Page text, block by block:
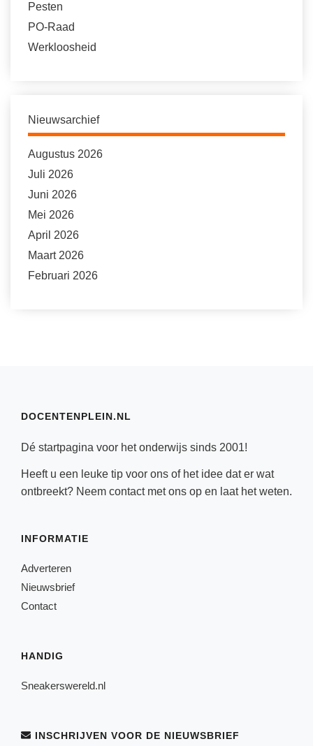
Pesten
PO-Raad
Werkloosheid
Nieuwsarchief
Augustus 2026
Juli 2026
Juni 2026
Mei 2026
April 2026
Maart 2026
Februari 2026
DOCENTENPLEIN.NL
Dé startpagina voor het onderwijs sinds 2001!
Heeft u een leuke tip voor ons of het idee dat er wat
ontbreekt? Neem contactmet ons op en laat het weten.
INFORMATIE
Adverteren
Nieuwsbrief
Contact
HANDIG
Sneakerswereld.nl
INSCHRIJVEN VOOR DE NIEUWSBRIEF